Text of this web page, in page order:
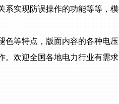
实现防误操作的功能等等，模
等特点，版面内容的各种电
欢迎全国各地电力行业有需